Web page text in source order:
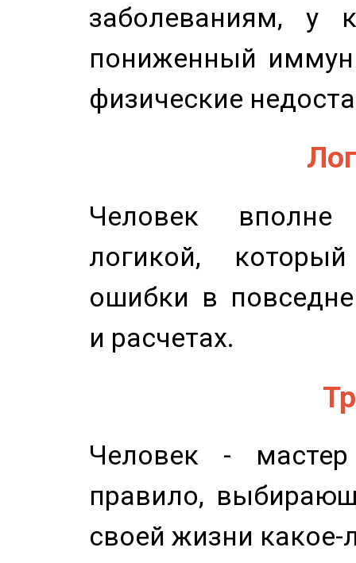
заболеваниям, у
пониженный
физические
Человек
логикой,
ошибки в
и расчетах.
Человек -
правило,
своей жизни какое-